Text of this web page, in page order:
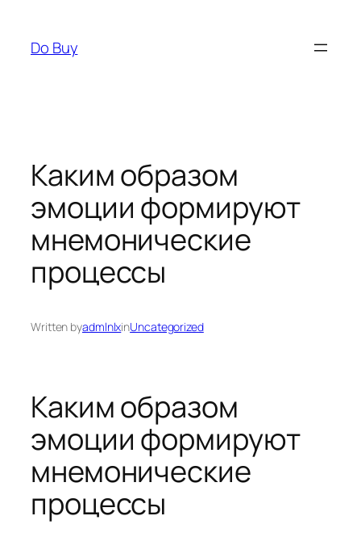
content
Do Buy
Каким образом
эмоции формируют
мнемонические
процессы
Written byadmlnlxinUncategorized
Каким образом
эмоции формируют
мнемонические
процессы